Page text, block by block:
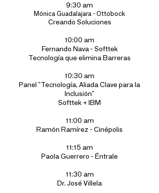
9:30 am
Mónica Guadalajara - Ottobock
Creando Soluciones
10:00 am
Fernando Nava - Softtek
Tecnología que elimina Barreras
10:30 am
Panel "Tecnología, Aliada Clave para la
Inclusión"
Softtek + IBM
11:00 am
Ramón Ramírez - Cinépolis
11:15 am
Paola Guerrero - Éntrale
11:30 am
Dr. José Villela